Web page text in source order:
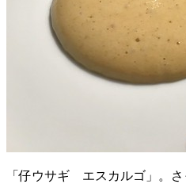
「仔ウサギ エスカルゴ」。